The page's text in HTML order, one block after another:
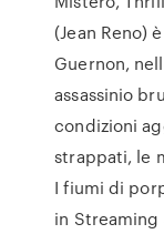
(Jean Reno)
Guernon,
assassinio
condizioni
strappati, le
I fiumi di
in Streaming